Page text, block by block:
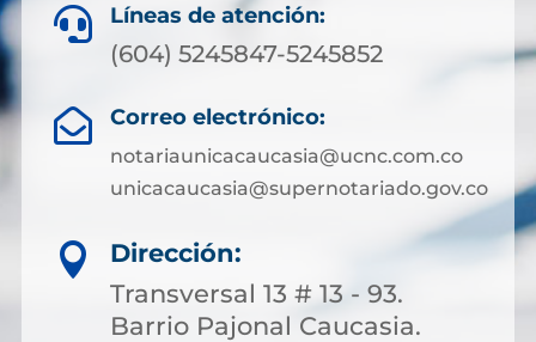
 Líneas de atención:
(604) 5245847-5245852
 Correo electrónico:
notariaunicacaucasia@ucnc.com.co
unicacaucasia@supernotariado.gov.co

Dirección:
Transversal 13 # 13 - 93.
Barrio Pajonal Caucasia.